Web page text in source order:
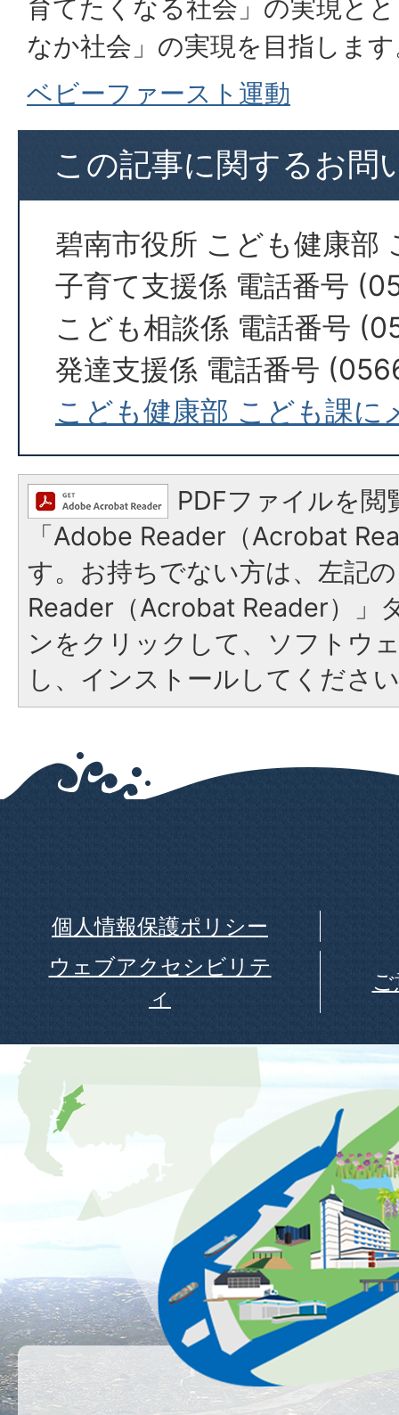
育てたくなる社会」の実現と
なか社会」の実現を目指しま
ベビーファースト運動
この記事に関するお問
碧南市役所 こども健康部
子育て支援係 電話番号
こども相談係 電話番号
発達支援係 電話番号
こども健康部 こども課に
PDFファイルを閲
「Adobe Reader（Acrobat
す。お持ちでない方は、左記
Reader（Acrobat Reader）」
ンをクリックして、ソフトウ
し、インストールしてくださ
個人情報保護ポリシー
ウェブアクセシビリテ
ィ